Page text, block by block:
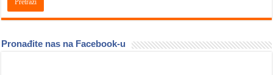
Pronađite nas na Facebook-u